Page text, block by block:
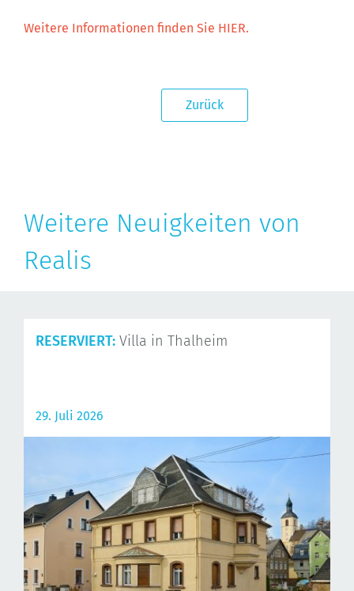
Weitere Informationen finden Sie HIER.
Zurück
Weitere Neuigkeiten von
Realis
RESERVIERT: Villa in Thalheim
29. Juli 2026